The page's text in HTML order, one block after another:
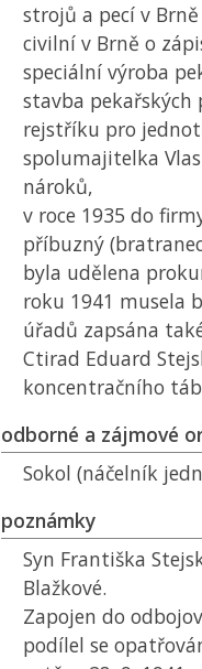
strojů a pecí v
civilní v Brně o
speciální výroba
stavba pekařských
rejstříku pro
spolumajitelka
nároků,
v roce 1935 do
příbuzný
byla udělena
roku 1941 musela
úřadů zapsána
Ctirad Eduard
koncentračního
odborné a zájmové
Sokol (náčelník
poznámky
Syn Františka
Blažkové.
Zapojen do
podílel se